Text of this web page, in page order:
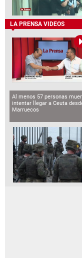
LA PRENSA VIDEOS
Al menos 57 personas
intentar llegar a Ceuta
Marruecos